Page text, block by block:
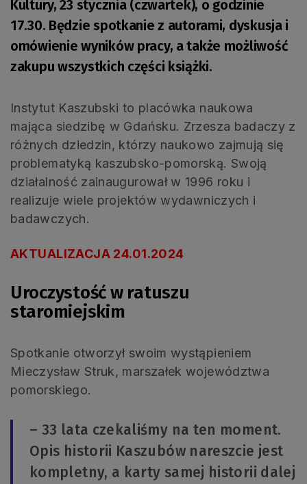
Kultury, 23 stycznia (czwartek), o godzinie
17.30. Będzie spotkanie z autorami, dyskusja i
omówienie wyników pracy, a także możliwość
zakupu wszystkich części książki.
Instytut Kaszubski to placówka naukowa
mająca siedzibę w Gdańsku. Zrzesza badaczy z
różnych dziedzin, którzy naukowo zajmują się
problematyką kaszubsko-pomorską. Swoją
działalność zainaugurował w 1996 roku i
realizuje wiele projektów wydawniczych i
badawczych.
AKTUALIZACJA 24.01.2024
Uroczystość w ratuszu
staromiejskim
Spotkanie otworzył swoim wystąpieniem
Mieczysław Struk, marszałek województwa
pomorskiego.
– 33 lata czekaliśmy na ten moment.
Opis historii Kaszubów nareszcie jest
kompletny, a karty samej historii dalej